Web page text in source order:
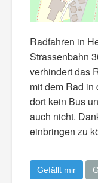
Radfahren in
Strassenbahn
verhindert das
mit dem Rad in
dort kein Bus
auch nicht.
einbringen zu
Gefällt mir